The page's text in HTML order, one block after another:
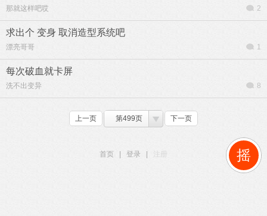
那就这样吧哎 2
求出个 变身 取消造型系统吧
漂亮哥哥 1
每次破血就卡屏
洗不出变异 8
上一页 第499页 下一页
摇
首页 登录 注册